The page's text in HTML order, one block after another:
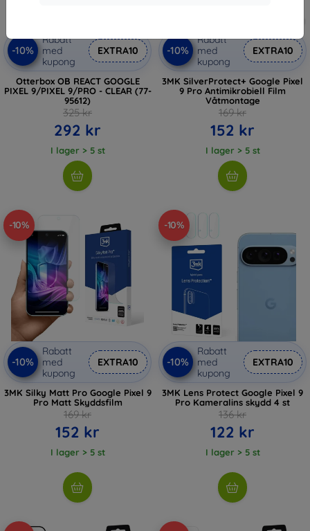
-10%
Rabatt
med
kupong
EXTRA10
Otterbox OB REACT GOOGLE
PIXEL 9/PIXEL 9/PRO - CLEAR (77-
95612)
325 kr
292 kr
I lager > 5 st
-10%
Rabatt
med
kupong
EXTRA10
3MK SilverProtect+ Google Pixel
9 Pro Antimikrobiell Film
Våtmontage
169 kr
152 kr
I lager > 5 st
-10%
-10%
Rabatt
med
kupong
EXTRA10
3MK Silky Matt Pro Google Pixel 9
Pro Matt Skyddsfilm
169 kr
152 kr
I lager > 5 st
-10%
-10%
Rabatt
med
kupong
EXTRA10
3MK Lens Protect Google Pixel 9
Pro Kameralins skydd 4 st
136 kr
122 kr
I lager > 5 st